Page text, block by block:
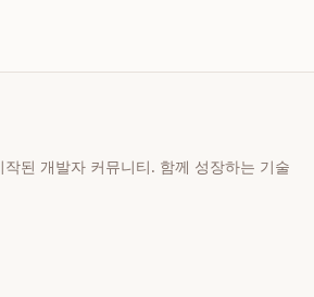
된 개발자 커뮤니티. 함께 성장하는 기술